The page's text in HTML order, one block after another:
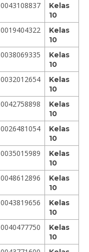
0043108837
Kelas
10
0019404322
Kelas
10
0038069335
Kelas
10
0032012654
Kelas
10
0042758898
Kelas
10
0026481054
Kelas
10
0035015989
Kelas
10
0048612896
Kelas
10
0043819656
Kelas
10
0040477750
Kelas
10